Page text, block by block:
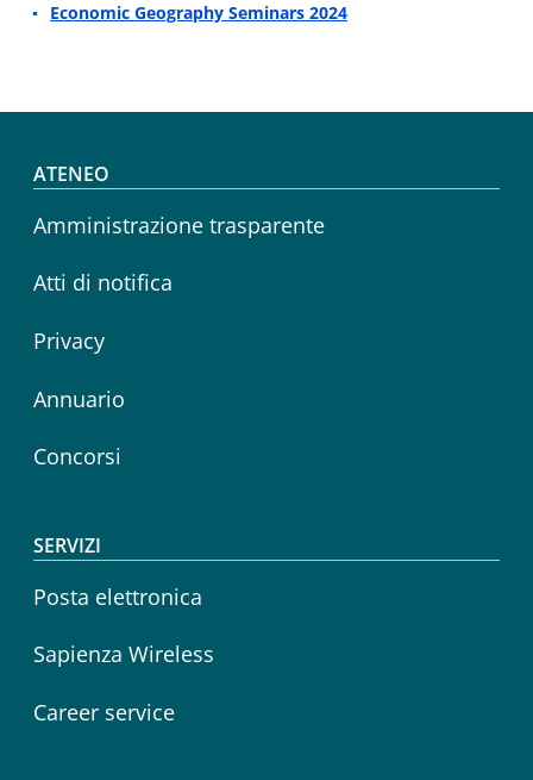
Economic Geography Seminars 2024
Footer menu
ATENEO
Amministrazione trasparente
Atti di notifica
Privacy
Annuario
Concorsi
SERVIZI
Posta elettronica
Sapienza Wireless
Career service